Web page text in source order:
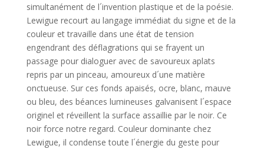
simultanément de l´invention plastique et de la poésie.
Lewigue recourt au langage immédiat du signe et de la
couleur et travaille dans une état de tension
engendrant des déflagrations qui se frayent un
passage pour dialoguer avec de savoureux aplats
repris par un pinceau, amoureux d´une matière
onctueuse. Sur ces fonds apaisés, ocre, blanc, mauve
ou bleu, des béances lumineuses galvanisent l´espace
originel et réveillent la surface assaillie par le noir. Ce
noir force notre regard. Couleur dominante chez
Lewigue, il condense toute l´énergie du geste pour